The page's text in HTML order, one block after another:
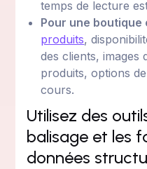
temps de lecture
Pour une boutique
produits,
des clients, images
produits, options
cours.
Utilisez des
balisage et les
données